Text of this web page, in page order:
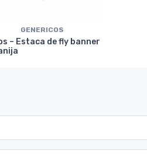
GENERICOS
– Estaca de fly banner